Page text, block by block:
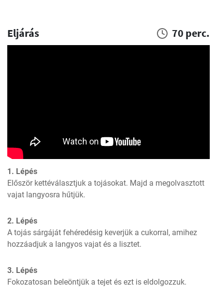
Eljárás 70 perc.
1. Lépés
Először kettéválasztjuk a tojásokat. Majd a megolvasztott
vajat langyosra hűtjük.
2. Lépés
A tojás sárgáját fehéredésig keverjük a cukorral, amihez
hozzáadjuk a langyos vajat és a lisztet.
3. Lépés
Fokozatosan beleöntjük a tejet és ezt is eldolgozzuk.